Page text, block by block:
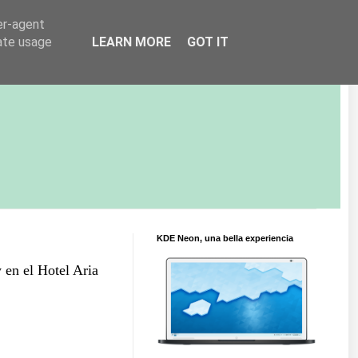
en el Hotel Aria
KDE Neon, una bella experiencia
agent
usage
LEARN MORE GOT IT